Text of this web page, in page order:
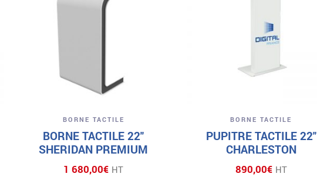
BORNE TACTILE
BORNE TACTILE 22″
SHERIDAN PREMIUM
1 680,00€ HT
BORNE TACTILE
PUPITRE TACTILE 22″
CHARLESTON
890,00€ HT